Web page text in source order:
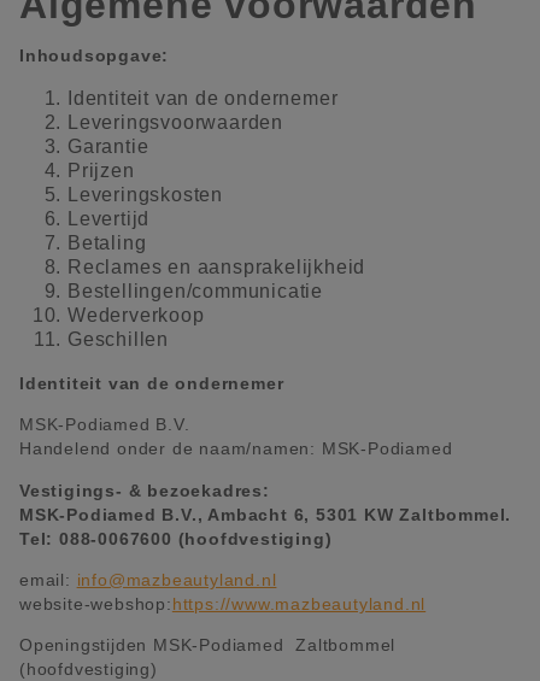
Inhoudsopgave:
Identiteit van de ondernemer
Leveringsvoorwaarden
Garantie
Prijzen
Leveringskosten
Levertijd
Betaling
Reclames en aansprakelijkheid
Bestellingen/communicatie
Wederverkoop
Geschillen
Identiteit van de ondernemer
MSK-Podiamed B.V.
Handelend onder de naam/namen: MSK-Podiamed
Vestigings- & bezoekadres:
MSK-Podiamed B.V., Ambacht 6, 5301 KW Zaltbommel.
Tel: 088-0067600 (hoofdvestiging)
email: info@mazbeautyland.nl
website-webshop:https://www.mazbeautyland.nl
Openingstijden MSK-Podiamed Zaltbommel
(hoofdvestiging)